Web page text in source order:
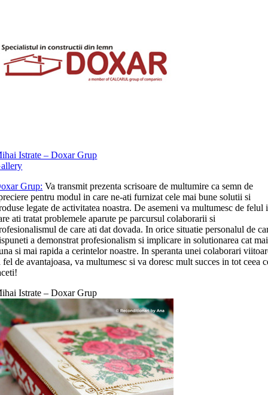
Istrate – Doxar Grup
Grup: Va transmit prezenta scrisoare de multumire ca semn de
pentru modul in care ne-ati furnizat cele mai bune solutii si
legate de activitatea noastra. De asemeni va multumesc de felul
ati tratat problemele aparute pe parcursul colaborarii si
de care ati dat dovada. In orice situatie personalul de
a demonstrat profesionalism si implicare in solutionarea cat mai
si mai rapida a cerintelor noastre. In speranta unei colaborari
fel de avantajoasa, va multumesc si va doresc mult succes in tot ceea
Istrate – Doxar Grup